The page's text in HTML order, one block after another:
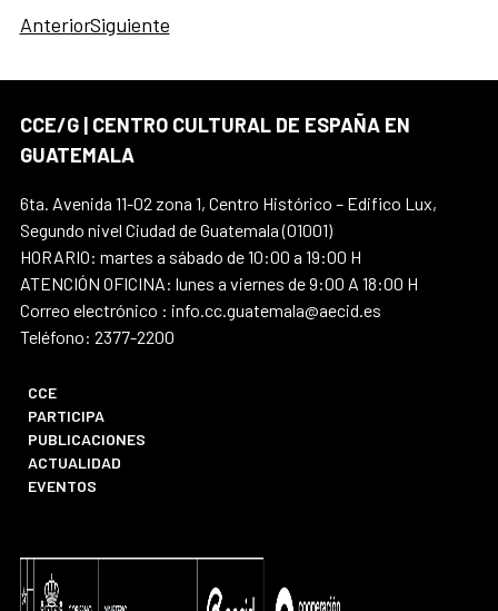
AnteriorSiguiente
CCE/G | CENTRO CULTURAL DE ESPAÑA EN
GUATEMALA
6ta. Avenida 11-02 zona 1, Centro Histórico – Edifico Lux,
Segundo nivel Ciudad de Guatemala (01001)
HORARIO: martes a sábado de 10:00 a 19:00 H
ATENCIÓN OFICINA: lunes a viernes de 9:00 A 18:00 H
Correo electrónico : info.cc.guatemala@aecid.es
Teléfono: 2377-2200
CCE
PARTICIPA
PUBLICACIONES
ACTUALIDAD
EVENTOS